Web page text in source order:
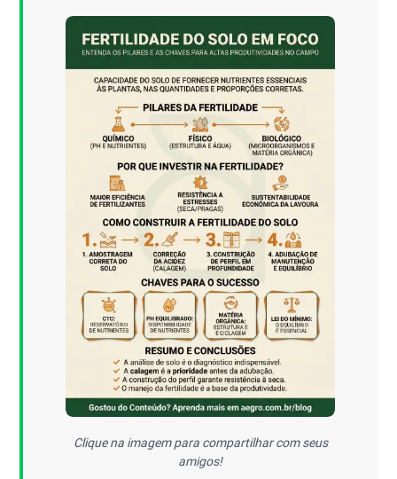
Clique na imagem para compartilhar com seus
amigos!